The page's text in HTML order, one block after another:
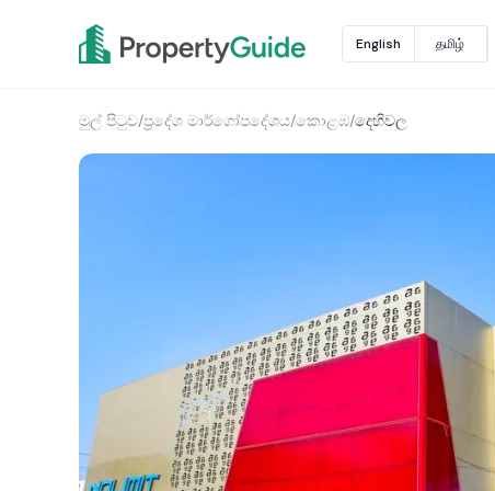
English தமிழ்
මුල් පිටුව/ප්‍රදේශ මාර්ගෝපදේශය/කොළඹ/දෙහිවල